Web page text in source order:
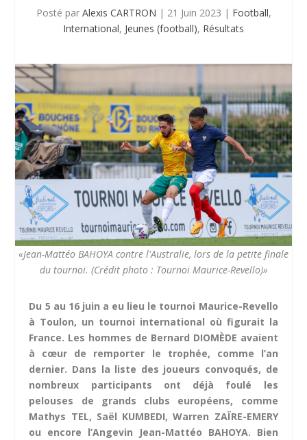
Posté par Alexis CARTRON | 21 Juin 2023 | Football,
International, Jeunes (football), Résultats
«Jean-Mattéo BAHOYA contre l'Australie, lors de la petite finale
du tournoi. (Crédit photo : Tournoi Maurice-Revello)»
Du 5 au 16 juin a eu lieu le tournoi Maurice-Revello
à Toulon, un tournoi international où figurait la
France. Les hommes de Bernard DIOMÈDE avaient
à cœur de remporter le trophée, comme l’an
dernier. Dans la liste des joueurs convoqués, de
nombreux participants ont déjà foulé les
pelouses de grands clubs européens, comme
Mathys TEL, Saël KUMBEDI, Warren ZAÏRE-EMERY
ou encore l’Angevin Jean-Mattéo BAHOYA. Bien